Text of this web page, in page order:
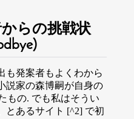
らの挑戦状
も発案者もよくわから
説家の森博嗣が自身の
もの. でも私はそうい
とあるサイト [^2] で初